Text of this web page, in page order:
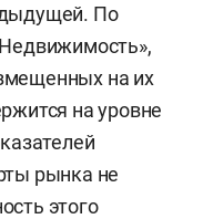
По
на их
на уровне
рынка не
этого